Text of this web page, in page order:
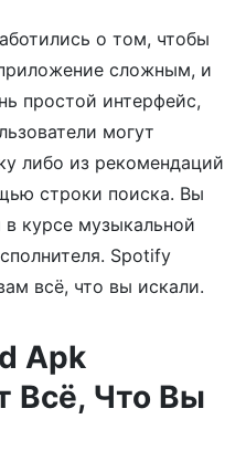
о том, чтобы
сложным, и
простой интерфейс,
могут
либо из рекомендаций
строки поиска. Вы
курсе музыкальной
Spotify
всё, что вы искали.
Apk
Всё, Что Вы